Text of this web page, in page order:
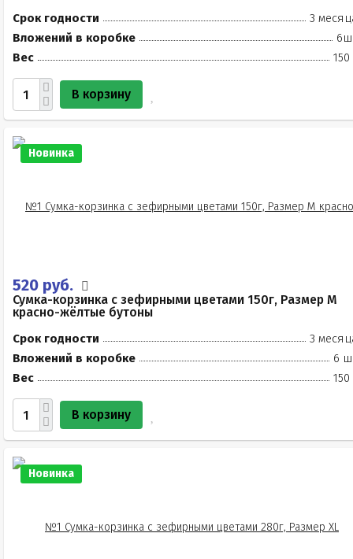
Срок годности
3
Вложений в коробке
Вес
150
В корзину
Новинка
520 руб.
Сумка-корзинка с зефирными цветами 150г, Размер М
красно-жёлтые бутоны
Срок годности
3
Вложений в коробке
6
Вес
150
В корзину
Новинка